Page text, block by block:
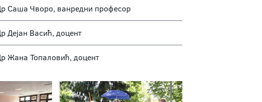
Саша Чворо, ванредни професор
Дејан Васић, доцент
Жана Топаловић, доцент